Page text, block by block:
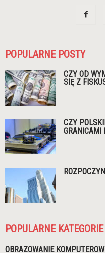
POPULARNE POSTY
CZY OD
SIĘ Z
CZY
GRANICAMI
POPULARNE KATEGORIE
OBRAZOWANIE